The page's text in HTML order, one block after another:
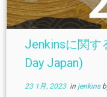
Jenkinsに関す
Day Japan)
23 1月, 2023in jenkins